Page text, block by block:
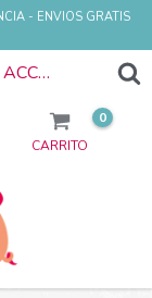
- ENVIOS GRATIS
BOX POCHOCLERA TERNURITAS - ACCESORIOS PARA BEBÉS
CARRITO
0